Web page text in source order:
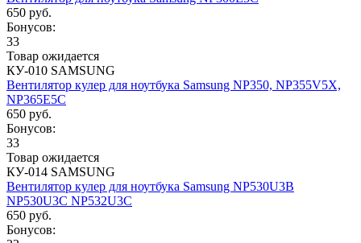
650 руб.
Бонусов:
33
Товар ожидается
КУ-010 SAMSUNG
Вентилятор кулер для ноутбука Samsung NP350, NP355V5X,
NP365E5C
650 руб.
Бонусов:
33
Товар ожидается
КУ-014 SAMSUNG
Вентилятор кулер для ноутбука Samsung NP530U3B
NP530U3C NP532U3C
650 руб.
Бонусов: